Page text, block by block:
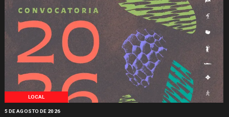
LOCAL
5 DE AGOSTO DE 2026